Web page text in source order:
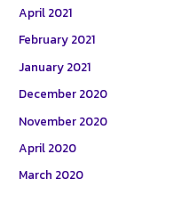
April 2021
February 2021
January 2021
December 2020
November 2020
April 2020
March 2020